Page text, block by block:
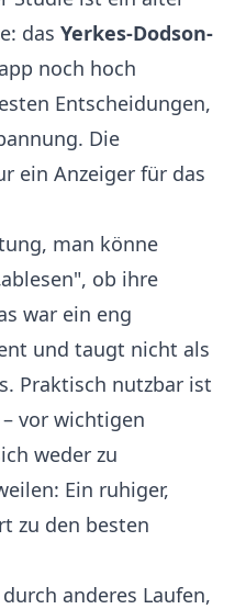
das Yerkes-Dodson-
noch hoch
Entscheidungen,
Die
ein Anzeiger für das
man könne
ob ihre
war ein eng
und taugt nicht als
Praktisch nutzbar ist
vor wichtigen
weder zu
Ein ruhiger,
zu den besten
anderes Laufen,